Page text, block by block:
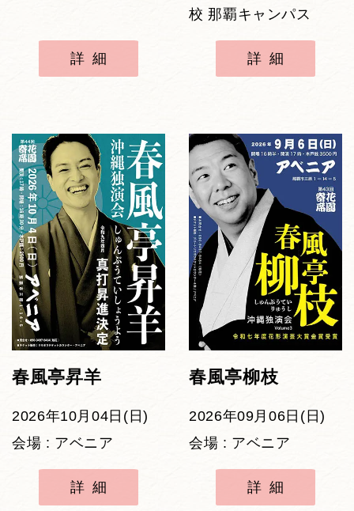
詳細
校 那覇キャンパス
詳細
春風亭昇羊
2026年10月04日(日)
会場 : アベニア
詳細
春風亭柳枝
2026年09月06日(日)
会場 : アベニア
詳細